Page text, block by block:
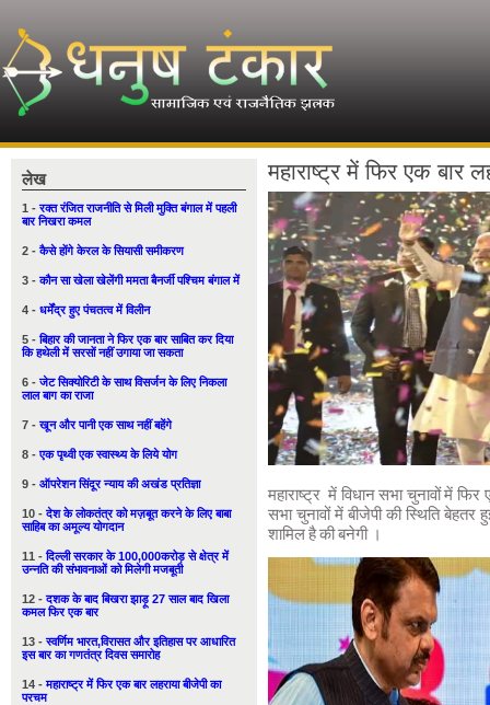
लेख
1 -रक्त रंजित राजनीति से मिली मुक्ति बंगाल में पहली
बार निखरा कमल
2 -कैसे होंगे केरल के सियासी समीकरण
3 -कौन सा खेला खेलेंगी ममता बैनर्जी पश्चिम बंगाल में
4 - धर्मेंद्र हुए पंचतत्व में विलीन
5 -बिहार की जानता ने फिर एक बार साबित कर दिया
कि हथेली में सरसों नहीं उगाया जा सकता
6 -जेट सिक्योरिटी के साथ विसर्जन के लिए निकला
लाल बाग का राजा
7 -खून और पानी एक साथ नहीं बहेंगे
8 -एक पृथ्वी एक स्वास्थ्य के लिये योग
9 - ऑपरेशन सिंदूर न्याय की अखंड प्रतिज्ञा
10 -देश के लोकतंत्र को मज़बूत करने के लिए बाबा
साहिब का अमूल्य योगदान
11 -दिल्ली सरकार के 100,000करोड़ से क्षेत्र में
उन्नति की संभावनाओं को मिलेगी मजबूती
12 -दशक के बाद बिखरा झाड़ू 27 साल बाद खिला
कमल फिर एक बार
13 -स्वर्णिम भारत,विरासत और इतिहास पर आधारित
इस बार का गणतंत्र दिवस समारोह
14 -महाराष्ट्र में फिर एक बार लहराया बीजेपी का
परचम
महाराष्ट्र में फिर एक बार
महाराष्ट्र में विधान सभा चुनावों में
सभा चुनावों में बीजेपी की स्थिति
शामिल है की बनेगी ।